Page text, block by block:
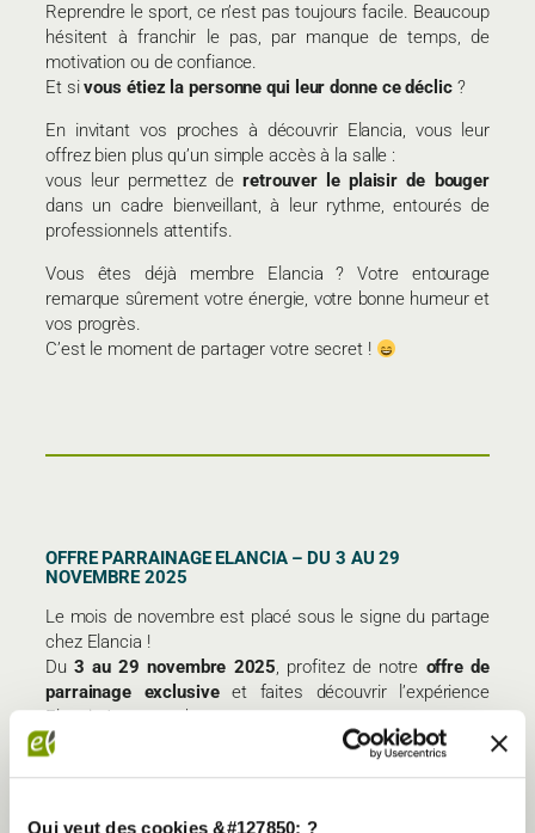
Qui veut des cookies &#127850; ?
Reprendre le sport, ce n’est pas toujours facile. Beaucoup
hésitent à franchir le pas, par manque de temps, de
motivation ou de confiance.
Et sivous étiez la personne qui leur donne ce déclic?
En invitant vos proches à découvrir Elancia, vous leur
offrez bien plus qu’un simple accès à la salle :
vous leur permettez deretrouver le plaisir de bouger
dans un cadre bienveillant, à leur rythme, entourés de
professionnels attentifs.
Vous êtes déjà membre Elancia ? Votre entourage
remarque sûrement votre énergie, votre bonne humeur et
vos progrès.
C’est le moment de partager votre secret !
OFFRE PARRAINAGE ELANCIA – DU 3 AU 29
NOVEMBRE 2025
Le mois de novembre est placé sous le signe du partage
chez Elancia !
Du3 au 29 novembre 2025, profitez de notre offre de
parrainage exclusiveet faites découvrir l’expérience
Elancia à vos proches.